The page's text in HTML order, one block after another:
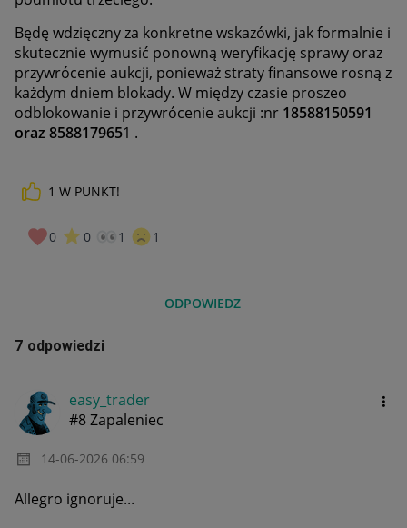
Będę wdzięczny za konkretne wskazówki, jak formalnie i
skutecznie wymusić ponowną weryfikację sprawy oraz
przywrócenie aukcji, ponieważ straty finansowe rosną z
każdym dniem blokady. W między czasie proszeo
odblokowanie i przywrócenie aukcji :nr 18588150591
oraz 8588179651 .
1 W PUNKT!
0 0 1 1
ODPOWIEDZ
7 odpowiedzi
easy_trader
#8 Zapaleniec
‎14-06-2026 06:59
Allegro ignoruje...